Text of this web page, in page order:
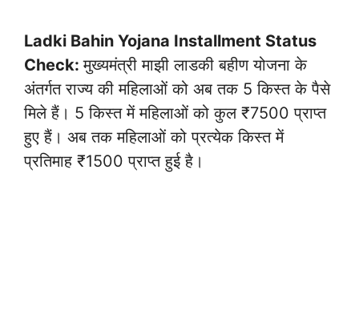
Ladki Bahin Yojana Installment Status
Check:मुख्यमंत्री माझी लाडकी बहीण योजना के
अंतर्गत राज्य की महिलाओं को अब तक 5 किस्त के पैसे
मिले हैं। 5 किस्त में महिलाओं को कुल ₹7500 प्राप्त
हुए हैं। अब तक महिलाओं को प्रत्येक किस्त में
प्रतिमाह ₹1500 प्राप्त हुई है।